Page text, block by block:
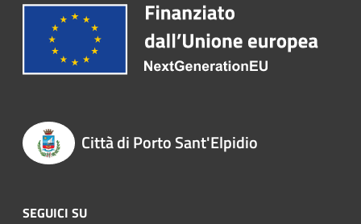
Città di Porto Sant'Elpidio
SEGUICI SU